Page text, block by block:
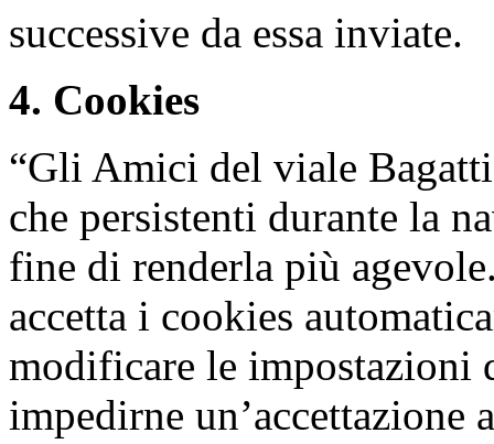
successive da essa inviate.
4. Cookies
“Gli Amici del viale
che persistenti durante la
fine di renderla più
accetta i cookies
modificare le impostazioni
impedirne un’accettazione